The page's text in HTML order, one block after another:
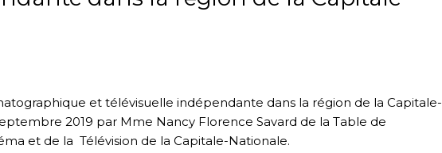
et télévisuelle indépendante dans la région de la Capitale-
2019 par Mme Nancy Florence Savard de la Table de
et de la Télévision de la Capitale-Nationale.